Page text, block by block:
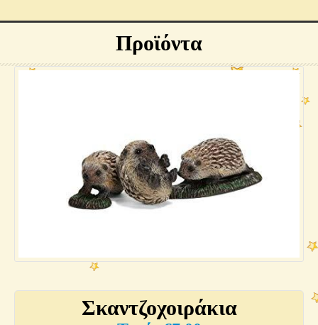
Προϊόντα
Σκαντζοχοιράκια